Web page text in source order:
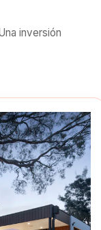
inversión